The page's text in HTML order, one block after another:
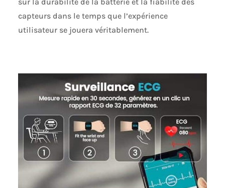
aucun message
important pendant
ou en réunion.
homme grande
batterie de 400
mAh, autonomie
typique de 5 à 10
jours, charge en 1 à
2 heures, plus de 20
jours en veille :
dites adieu aux
recharges
fréquentes.
capteurs dans le temps que l’expérience
utilisateur se jouera véritablement.